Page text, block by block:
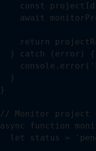
const
await
return
  } catch (error) {
  }
}
// Monitor project
async function
let status =